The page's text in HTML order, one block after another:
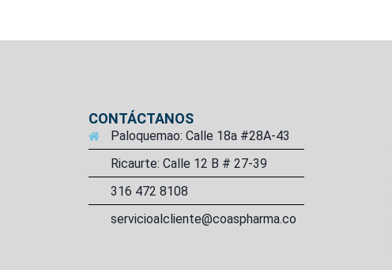
CONTÁCTANOS
Paloquemao: Calle 18a #28A-43
Ricaurte: Calle 12 B # 27-39
316 472 8108
servicioalcliente@coaspharma.co